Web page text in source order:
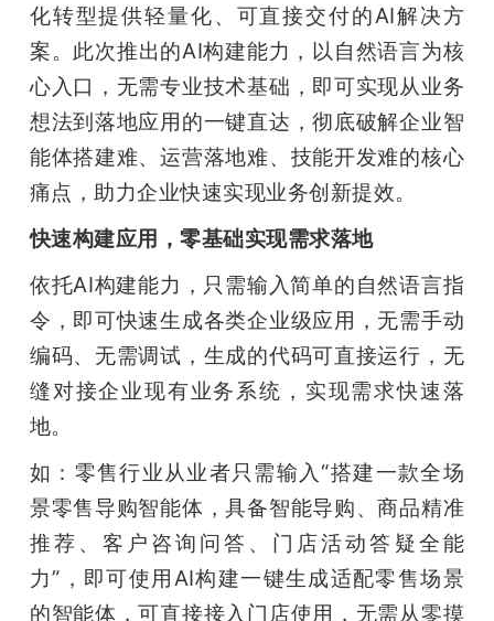
机
化转型提供轻量化、可直接交付的AI解决方
案。此次推出的AI构建能力，以自然语言为核
心入口，无需专业技术基础，即可实现从业务
想法到落地应用的一键直达，彻底破解企业智
能体搭建难、运营落地难、技能开发难的核心
痛点，助力企业快速实现业务创新提效。
快速构建应用，零基础实现需求落地
依托AI构建能力，只需输入简单的自然语言指
令，即可快速生成各类企业级应用，无需手动
编码、无需调试，生成的代码可直接运行，无
缝对接企业现有业务系统，实现需求快速落
地。
如：零售行业从业者只需输入“搭建一款全场
景零售导购智能体，具备智能导购、商品精准
推荐、客户咨询问答、门店活动答疑全能
力”，即可使用AI构建一键生成适配零售场景
的智能体，可直接接入门店使用，无需从零摸